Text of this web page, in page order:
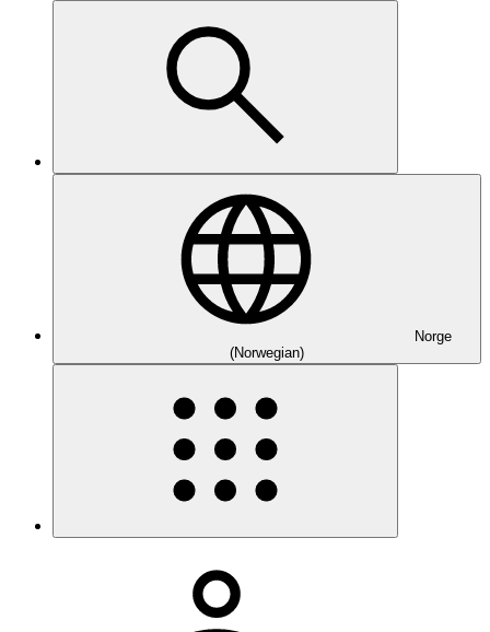
Norge
(Norwegian)